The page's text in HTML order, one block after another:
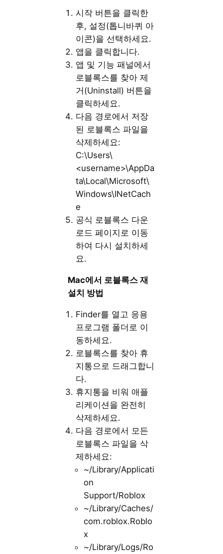
시작 버튼을 클릭한
후, 설정(톱니바퀴 아
이콘)을 선택하세요.
앱을 클릭합니다.
앱 및 기능 패널에서
로블록스를 찾아 제
거(Uninstall) 버튼을
클릭하세요.
다음 경로에서 저장
된 로블록스 파일을
삭제하세요:
C:\Users\
<username>\AppDa
ta\Local\Microsoft\
Windows\INetCach
e
공식 로블록스 다운
로드 페이지로 이동
하여 다시 설치하세
요.
Mac에서 로블록스 재
설치 방법
Finder를 열고 응용
프로그램 폴더로 이
동하세요.
로블록스를 찾아 휴
지통으로 드래그합니
다.
휴지통을 비워 애플
리케이션을 완전히
삭제하세요.
다음 경로에서 모든
로블록스 파일을 삭
제하세요:
~/Library/Applicati
on
Support/Roblox
~/Library/Caches/
com.roblox.Roblo
x
~/Library/Logs/Ro